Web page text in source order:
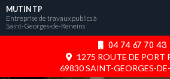
Aller
au
contenu
04 74 67 70 43
1275 ROUTE DE PORT
69830 SAINT-GEORGES-
MUTIN TP
Entreprise de travaux publics à
Saint-Georges-de-Reneins